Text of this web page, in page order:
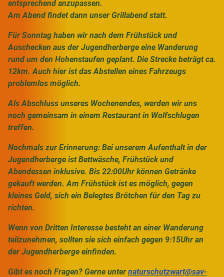
entsprechend anzupassen.
Am Abend findet dann unser Grillabend statt.
Für Sonntag haben wir nach dem Frühstück und
Auschecken aus der Jugendherberge eine Wanderung
rund um den Hohenstaufen geplant. Die Strecke beträgt ca.
12km. Auch hier ist das Abstellen eines Fahrzeugs
problemlos möglich.
Als Abschluss unseres Wochenendes, werden wir uns
noch gemeinsam in einem Restaurant in Wolfschlugen
treffen.
Nochmals zur Erinnerung: Bei unserem Aufenthalt in der
Jugendherberge ist Bettwäsche, Frühstück und
Abendessen inklusive. Bis 22:00Uhr können Getränke
gekauft werden. Am Frühstück ist es möglich, gegen
kleines Geld, sich ein Belegtes Brötchen für den Tag zu
richten.
Wenn von Dritten Interesse besteht an einer Wanderung
teilzunehmen, sollten sie sich einfach gegen 9:15Uhr an
der Jugendherberge einfinden.
Gibt es noch Fragen? Gerne unter naturschutzwart@sav-